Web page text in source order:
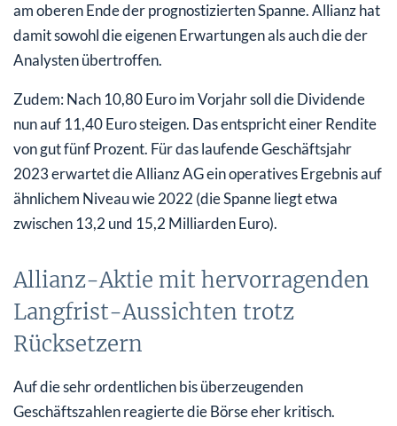
am oberen Ende der prognostizierten Spanne. Allianz hat
damit sowohl die eigenen Erwartungen als auch die der
Analysten übertroffen.
Zudem: Nach 10,80 Euro im Vorjahr soll die Dividende
nun auf 11,40 Euro steigen. Das entspricht einer Rendite
von gut fünf Prozent. Für das laufende Geschäftsjahr
2023 erwartet die Allianz AG ein operatives Ergebnis auf
ähnlichem Niveau wie 2022 (die Spanne liegt etwa
zwischen 13,2 und 15,2 Milliarden Euro).
Allianz-Aktie mit hervorragenden
Langfrist-Aussichten trotz
Rücksetzern
Auf die sehr ordentlichen bis überzeugenden
Geschäftszahlen reagierte die Börse eher kritisch.